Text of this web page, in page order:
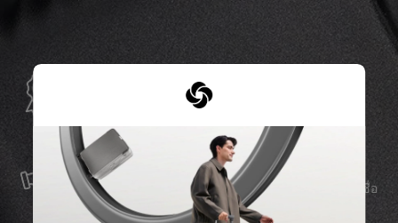
การรับประกันทั่วโลก
Samsonite รับประกันการใช้งานทั่วโลก เพื่อให้มั่นใจว่า
ผลิตภัณฑ์ Samsonite ของคุณจะอยู่เคียงข้างคุณเสมอ
บริการและซ่อมแซม
เราผลิตสินค้าด้วยวัสดุที่ดีที่สุด พร้อมบริการสนับสนุนที่เชื่อ
ถือได้ เพื่อให้คุณก้าวไปข้างหน้าได้อย่างราบรื่น ไม่ว่าจะ